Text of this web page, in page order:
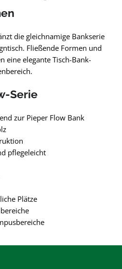
die gleichnamige Bankserie
Fließende Formen und
eine elegante Tisch-Bank-
Serie
zur Pieper Flow Bank
pflegeleicht
Plätze